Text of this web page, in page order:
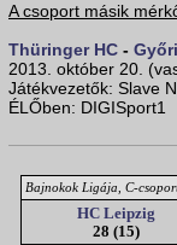
A csoport másik
Thüringer HC -
2013. október 20.
Játékvezetők: Slave
ÉLŐben: DIGISport1
Bajnokok Ligája, C-
HC Leipzig
28 (15)